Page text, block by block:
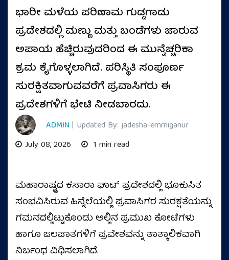
ಭಾರೀ ಮಳೆಯ ಪರಿಣಾಮ ಗುಡ್ಡಗಾಡು
ಪ್ರದೇಶದಲ್ಲಿ ಮಣ್ಣು ಮತ್ತು ಬಂಡೆಗಳು ಜಾರುವ
ಅಪಾಯ ಹೆಚ್ಚಿರುವುದರಿಂದ ಈ ಮುನ್ನೆಚ್ಚರಿಕಾ
ಕ್ರಮ ಕೈಗೊಳ್ಳಲಾಗಿದೆ. ಪರಿಸ್ಥಿತಿ ಸಂಪೂರ್ಣ
ಸುರಕ್ಷಿತವಾಗುವವರೆಗೆ ಪ್ರವಾಸಿಗರು ಈ
ಪ್ರದೇಶಗಳಿಗೆ ಭೇಟಿ ನೀಡಬಾರದು.
ADMIN | Updated By: jadesha-emmiganur
July 08, 2026
1 min read
ಮಹಾರಾಷ್ಟ್ರದ ಕಸಾರಾ ಘಾಟ್ ಪ್ರದೇಶದಲ್ಲಿ ಭೂಕುಸಿತ
ಸಂಭವಿಸಿರುವ ಹಿನ್ನೆಲೆಯಲ್ಲಿ ಪ್ರವಾಸಿಗರ ಸುರಕ್ಷತೆಯನ್ನು
ಗಮನದಲ್ಲಿಟ್ಟುಕೊಂಡು ಅಲ್ಲಿನ ಪ್ರಮುಖ ಕೋಟೆಗಳು
ಹಾಗೂ ಜಲಪಾತಗಳಿಗೆ ಪ್ರವೇಶವನ್ನು ತಾತ್ಕಾಲಿಕವಾಗಿ
ನಿರ್ಬಂಧ ವಿಧಿಸಲಾಗಿದೆ.